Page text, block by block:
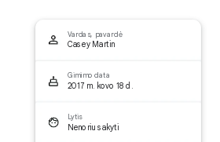
Vardas, pavardė
Casey Martin
Gimimo data
2017 m. kovo 18 d.
Lytis
Nenoriu sakyti